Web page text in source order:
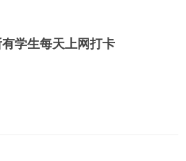
学生每天上网打卡